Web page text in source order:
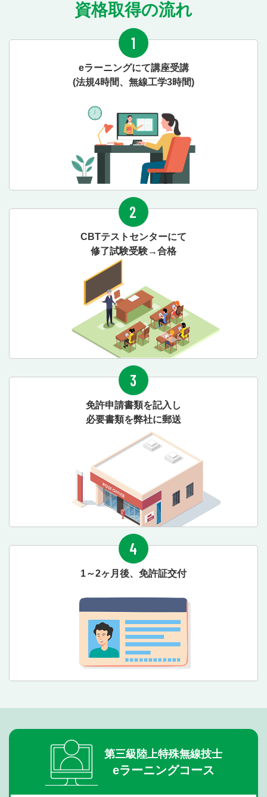
資格取得の流れ
1
eラーニングにて講座受講
(法規4時間、無線工学3時間)
2
CBTテストセンターにて
修了試験受験→合格
3
免許申請書類を記入し
必要書類を弊社に郵送
4
1～2ヶ月後、免許証交付
第三級陸上特殊無線技士
eラーニングコース